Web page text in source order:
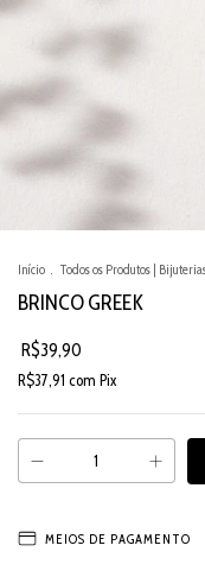
Início . Todos os Produtos |
BRINCO GREEK
R$39,90
R$37,91 com Pix
MEIOS DE PAGAMENTO